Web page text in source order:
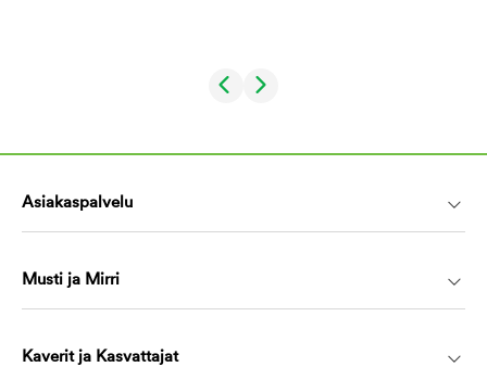
Asiakaspalvelu
Musti ja Mirri
Kaverit ja Kasvattajat